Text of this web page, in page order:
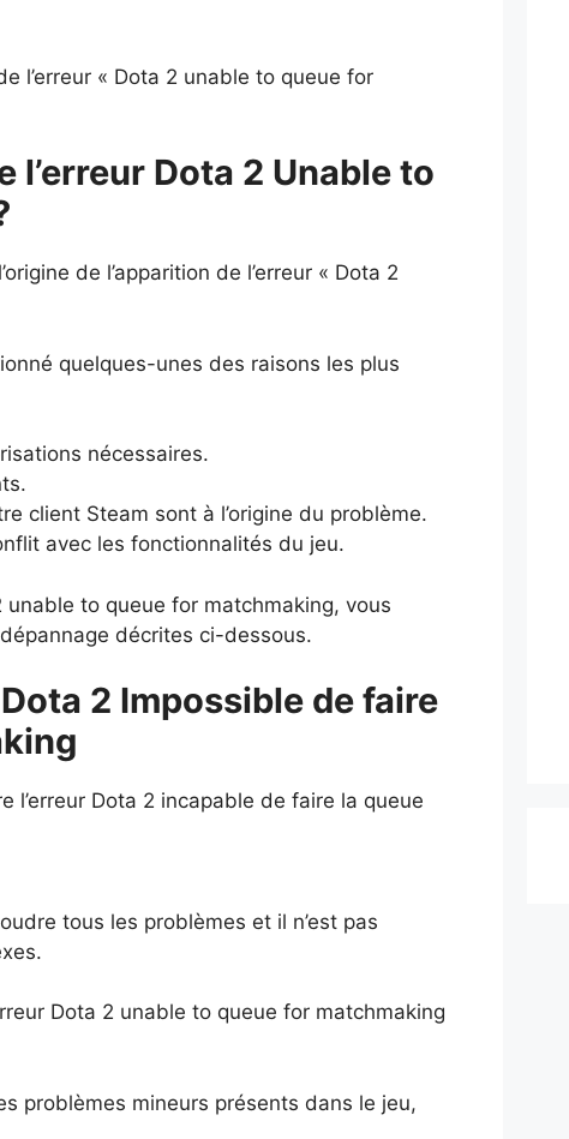
l’erreur « Dota 2 unable to queue for
l’erreur Dota 2 Unable to
de l’apparition de l’erreur « Dota 2
quelques-unes des raisons les plus
nécessaires.
client Steam sont à l’origine du problème.
avec les fonctionnalités du jeu.
unable to queue for matchmaking, vous
décrites ci-dessous.
2 Impossible de faire
l’erreur Dota 2 incapable de faire la queue
tous les problèmes et il n’est pas
Dota 2 unable to queue for matchmaking
problèmes mineurs présents dans le jeu,